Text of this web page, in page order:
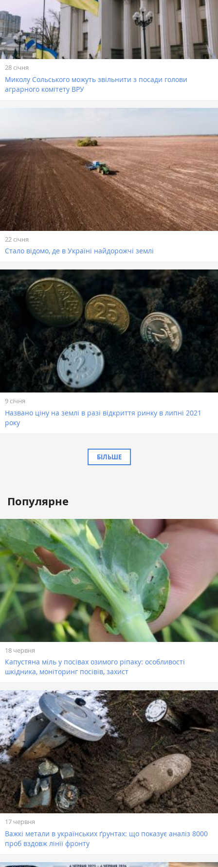
28 січня
Миколу Сольського можуть звільнити з посади голови
аграрного комітету ВРУ
22 січня
Стало відомо, де в Україні найдорожчі землі
9 січня
Названо ціну на землі в разі відкриття ринку в липні 2021
року
БІЛЬШЕ
Популярне
18 червня
Капустяна міль у посівах озимого ріпаку: особливості
шкідника, моніторинг посівів, захист
17 червня
Важкі метали в українських ґрунтах: що показує аналіз 8000
проб вздовж лінії фронту